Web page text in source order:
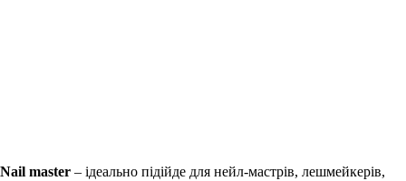
Nail master – ідеально підійде для нейл-мастрів, лешмейкерів,